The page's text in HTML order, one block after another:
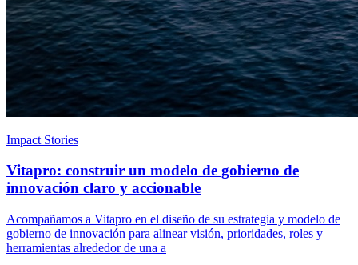
Impact Stories
Vitapro: construir un modelo de gobierno de
innovación claro y accionable
Acompañamos a Vitapro en el diseño de su estrategia y modelo de
gobierno de innovación para alinear visión, prioridades, roles y
herramientas alrededor de una a